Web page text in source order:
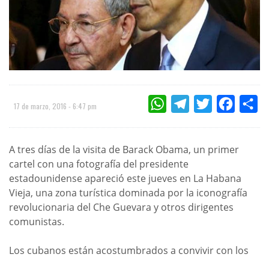
17 de marzo, 2016 - 6:47 pm WHATSAPPTELEGRAMTWITTER
A tres días de la visita de Barack Obama, un primer
cartel con una fotografía del presidente
estadounidense apareció este jueves en La Habana
Vieja, una zona turística dominada por la iconografía
revolucionaria del Che Guevara y otros dirigentes
comunistas.
Los cubanos están acostumbrados a convivir con los